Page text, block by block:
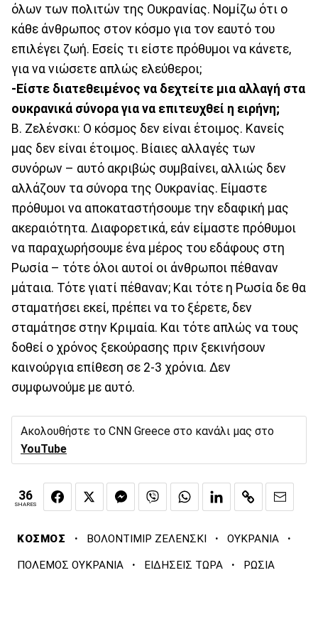
όλων των πολιτών της Ουκρανίας. Νομίζω ότι ο
κάθε άνθρωπος στον κόσμο για τον εαυτό του
επιλέγει ζωή. Εσείς τι είστε πρόθυμοι να κάνετε,
για να νιώσετε απλώς ελεύθεροι;
-Είστε διατεθειμένος να δεχτείτε μια αλλαγή στα
ουκρανικά σύνορα για να επιτευχθεί η ειρήνη;
Β. Ζελένσκι: Ο κόσμος δεν είναι έτοιμος. Κανείς
μας δεν είναι έτοιμος. Βίαιες αλλαγές των
συνόρων – αυτό ακριβώς συμβαίνει, αλλιώς δεν
αλλάζουν τα σύνορα της Ουκρανίας. Είμαστε
πρόθυμοι να αποκαταστήσουμε την εδαφική μας
ακεραιότητα. Διαφορετικά, εάν είμαστε πρόθυμοι
να παραχωρήσουμε ένα μέρος του εδάφους στη
Ρωσία – τότε όλοι αυτοί οι άνθρωποι πέθαναν
μάταια. Τότε γιατί πέθαναν; Και τότε η Ρωσία δε θα
σταματήσει εκεί, πρέπει να το ξέρετε, δεν
σταμάτησε στην Κριμαία. Και τότε απλώς να τους
δοθεί ο χρόνος ξεκούρασης πριν ξεκινήσουν
καινούργια επίθεση σε 2-3 χρόνια. Δεν
συμφωνούμε με αυτό.
Ακολουθήστε το CNN Greece στο κανάλι μας στο
YouTube
36
SHARES
ΚΟΣΜΟΣ · ΒΟΛΟΝΤΙΜΙΡ ΖΕΛΕΝΣΚΙ · ΟΥΚΡΑΝΙΑ ·
ΠΟΛΕΜΟΣ ΟΥΚΡΑΝΙΑ · ΕΙΔΗΣΕΙΣ ΤΩΡΑ · ΡΩΣΙΑ